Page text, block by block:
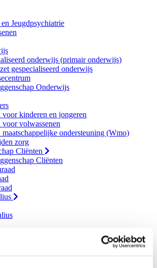
Jeugdpsychiatrie
onderwijs (primair onderwijs)
gespecialiseerd onderwijs
Onderwijs
kinderen en jongeren
volwassenen
ondersteuning (Wmo)
zorg
Cliënten
Cliënten